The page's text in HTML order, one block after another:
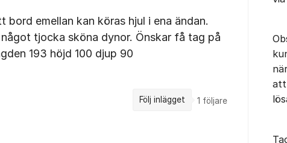
bord emellan kan köras hjul i ena ändan.
tjocka sköna dynor. Önskar få tag på
193 höjd 100 djup 90
Följ inlägget 1 följare
att